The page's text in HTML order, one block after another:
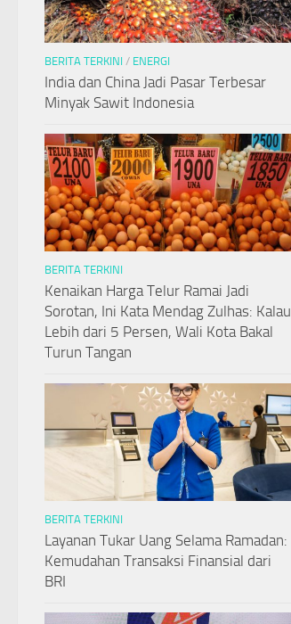
BERITA TERKINI / ENERGI
India dan China Jadi Pasar Terbesar
Minyak Sawit Indonesia
BERITA TERKINI
Kenaikan Harga Telur Ramai Jadi
Sorotan, Ini Kata Mendag Zulhas: Kalau
Lebih dari 5 Persen, Wali Kota Bakal
Turun Tangan
BERITA TERKINI
Layanan Tukar Uang Selama Ramadan:
Kemudahan Transaksi Finansial dari
BRI